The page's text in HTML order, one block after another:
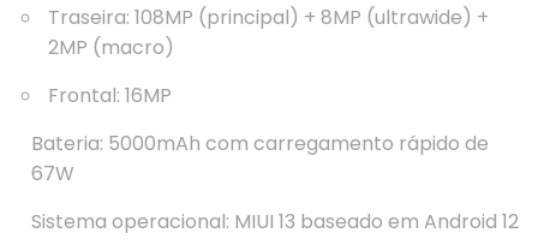
Traseira: 108MP (principal) + 8MP (ultrawide) +
2MP (macro)
Frontal: 16MP
Bateria: 5000mAh com carregamento rápido de
67W
Sistema operacional: MIUI 13 baseado em Android 12